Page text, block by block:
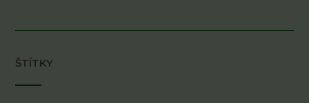
ŠTÍTKY